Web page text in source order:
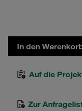
In den
Auf die
Zur